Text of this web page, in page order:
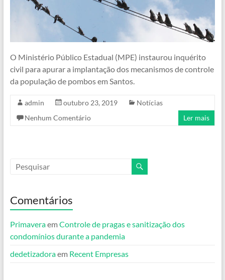
O Ministério Público Estadual (MPE) instaurou inquérito
civil para apurar a implantação dos mecanismos de controle
da população de pombos em Santos.
admin outubro 23, 2019
Notícias
Nenhum Comentário
Ler mais
Comentários
PrimaveraemControle de pragas e sanitização dos
condomínios durante a pandemia
dedetizadoraem Recent Empresas